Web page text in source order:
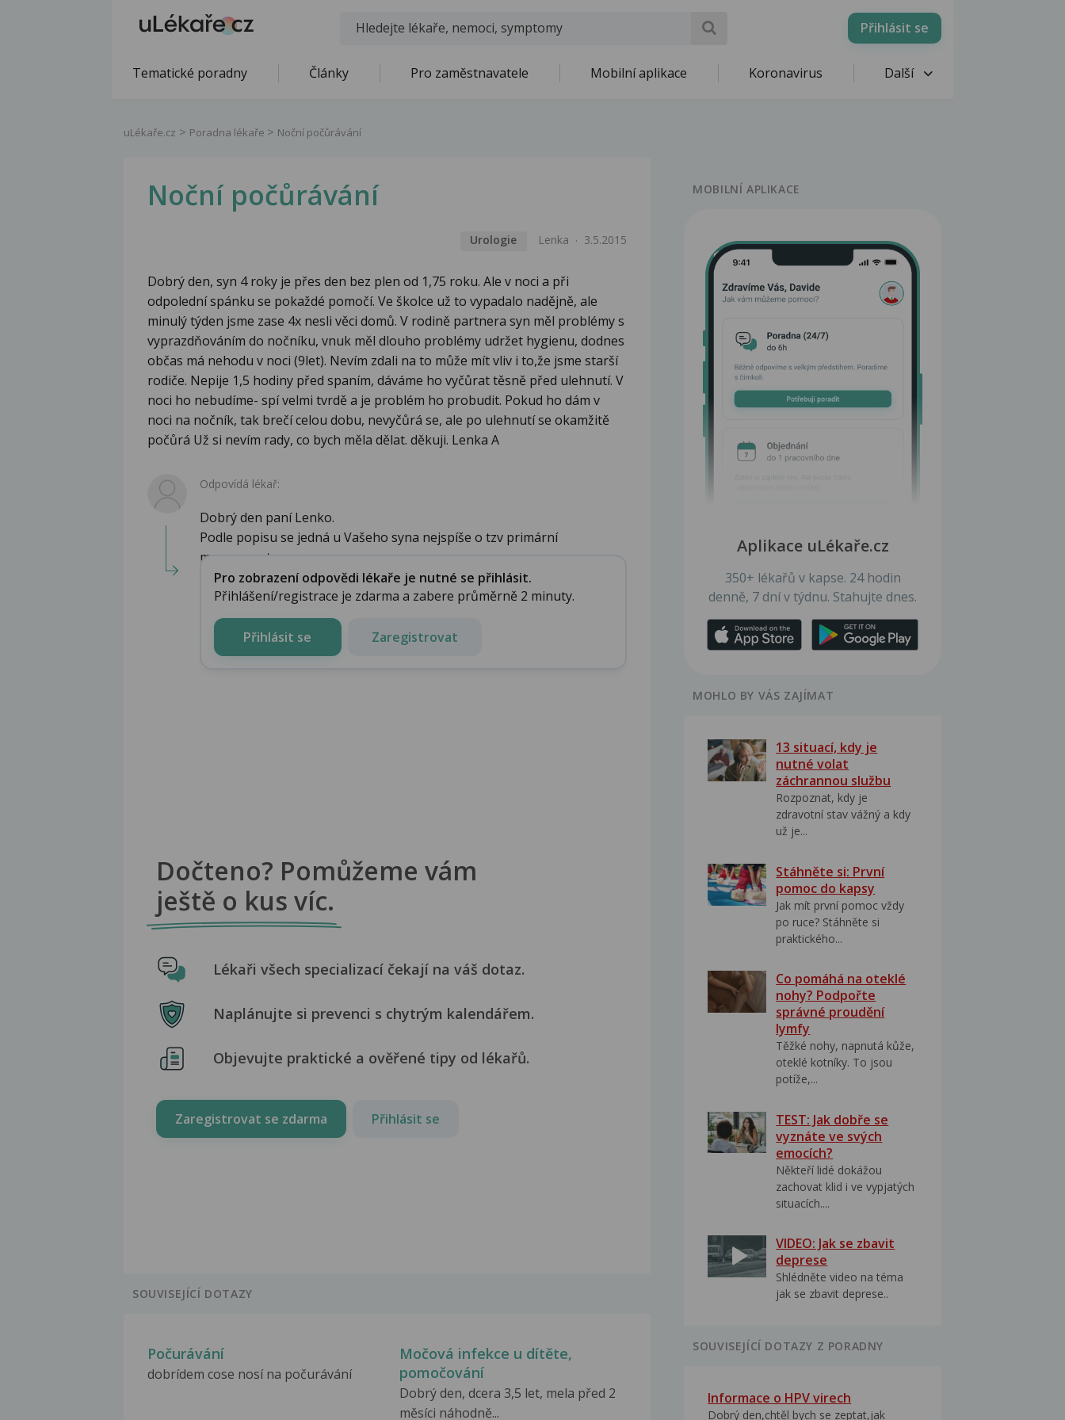
Přihlásit se
Tematické poradny Články Pro zaměstnavatele Mobilní aplikace Koronavirus Další
uLékaře.cz Poradna lékaře Noční počůrávání
Noční počůrávání
Urologie Lenka 3.5.2015
Dobrý den, syn 4 roky je přes den bez plen od 1,75 roku. Ale v noci a při
odpolední spánku se pokaždé pomočí. Ve školce už to vypadalo nadějně, ale
minulý týden jsme zase 4x nesli věci domů. V rodině partnera syn měl problémy s
vyprazdňováním do nočníku, vnuk měl dlouho problémy udržet hygienu, dodnes
občas má nehodu v noci (9let). Nevím zdali na to může mít vliv i to,že jsme starší
rodiče. Nepije 1,5 hodiny před spaním, dáváme ho vyčůrat těsně před ulehnutí. V
noci ho nebudíme- spí velmi tvrdě a je problém ho probudit. Pokud ho dám v
noci na nočník, tak brečí celou dobu, nevyčůrá se, ale po ulehnutí se okamžitě
počůrá Už si nevím rady, co bych měla dělat. děkuji. Lenka A
Odpovídá lékař:
Dobrý den paní Lenko.
Podle popisu se jedná u Vašeho syna nejspíše o tzv primární
monosympt...
Pro zobrazení odpovědi lékaře je nutné se přihlásit.
Přihlášení/registrace je zdarma a zabere průměrně 2 minuty.
Přihlásit se Zaregistrovat
Dočteno? Pomůžeme vám
ještě o kus víc.
Lékaři všech specializací čekají na váš dotaz.
Naplánujte si prevenci s chytrým kalendářem.
Objevujte praktické a ověřené tipy od lékařů.
Zaregistrovat se zdarma Přihlásit se
SOUVISEJÍCÍ DOTAZY
Počurávání
dobrídem cose nosí na počurávání
Močová infekce u dítěte,
pomočování
Dobrý den, dcera 3,5 let, mela před 2
měsíci náhodně...
MOBILNÍ APLIKACE
Aplikace uLékaře.cz
350+ lékařů v kapse. 24 hodin
denně, 7 dní v týdnu. Stahujte dnes.
MOHLO BY VÁS ZAJÍMAT
13 situací, kdy je
nutné volat
záchrannou službu
Rozpoznat, kdy je
zdravotní stav vážný a kdy
už je...
Stáhněte si: První
pomoc do kapsy
Jak mít první pomoc vždy
po ruce? Stáhněte si
praktického...
Co pomáhá na oteklé
nohy? Podpořte
správné proudění
lymfy
Těžké nohy, napnutá kůže,
oteklé kotníky. To jsou
potíže,...
TEST: Jak dobře se
vyznáte ve svých
emocích?
Někteří lidé dokážou
zachovat klid i ve vypjatých
situacích....
VIDEO: Jak se zbavit
deprese
Shlédněte video na téma
jak se zbavit deprese..
SOUVISEJÍCÍ DOTAZY Z PORADNY
Informace o HPV virech
Dobrý den,chtěl bych se zeptat,jak